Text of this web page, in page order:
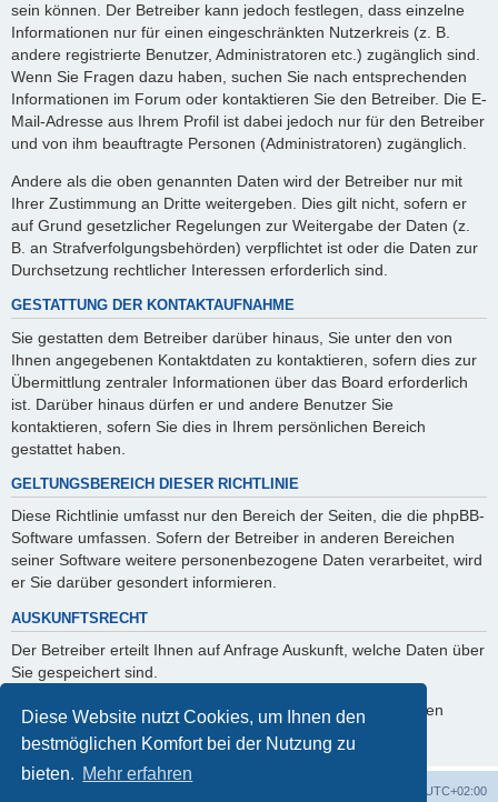
Diese Website nutzt Cookies, um Ihnen den
bestmöglichen Komfort bei der Nutzung zu
bieten. Mehr erfahren
sein können. Der Betreiber kann jedoch festlegen, dass einzelne
Informationen nur für einen eingeschränkten Nutzerkreis (z. B.
andere registrierte Benutzer, Administratoren etc.) zugänglich sind.
Wenn Sie Fragen dazu haben, suchen Sie nach entsprechenden
Informationen im Forum oder kontaktieren Sie den Betreiber. Die E-
Mail-Adresse aus Ihrem Profil ist dabei jedoch nur für den Betreiber
und von ihm beauftragte Personen (Administratoren) zugänglich.
Andere als die oben genannten Daten wird der Betreiber nur mit
Ihrer Zustimmung an Dritte weitergeben. Dies gilt nicht, sofern er
auf Grund gesetzlicher Regelungen zur Weitergabe der Daten (z.
B. an Strafverfolgungsbehörden) verpflichtet ist oder die Daten zur
Durchsetzung rechtlicher Interessen erforderlich sind.
GESTATTUNG DER KONTAKTAUFNAHME
Sie gestatten dem Betreiber darüber hinaus, Sie unter den von
Ihnen angegebenen Kontaktdaten zu kontaktieren, sofern dies zur
Übermittlung zentraler Informationen über das Board erforderlich
ist. Darüber hinaus dürfen er und andere Benutzer Sie
kontaktieren, sofern Sie dies in Ihrem persönlichen Bereich
gestattet haben.
GELTUNGSBEREICH DIESER RICHTLINIE
Diese Richtlinie umfasst nur den Bereich der Seiten, die die phpBB-
Software umfassen. Sofern der Betreiber in anderen Bereichen
seiner Software weitere personenbezogene Daten verarbeitet, wird
er Sie darüber gesondert informieren.
AUSKUNFTSRECHT
Der Betreiber erteilt Ihnen auf Anfrage Auskunft, welche Daten über
Sie gespeichert sind.
Sie können jederzeit die Löschung bzw. Sperrung Ihrer Daten
verlangen. Kontaktieren Sie hierzu bitte den Betreiber.
UTC+02:00